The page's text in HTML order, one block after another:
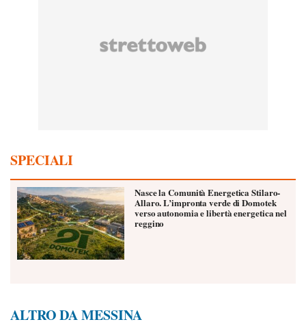
SPECIALI
Nasce la Comunità Energetica Stilaro-
Allaro. L’impronta verde di Domotek
verso autonomia e libertà energetica nel
reggino
ALTRO DA MESSINA